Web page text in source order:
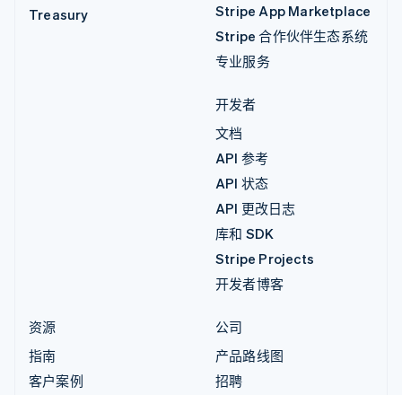
Treasury
Stripe App Marketplace
Stripe 合作伙伴生态系统
专业服务
开发者
文档
API 参考
API 状态
API 更改日志
库和 SDK
Stripe Projects
开发者博客
资源
指南
客户案例
公司
产品路线图
招聘